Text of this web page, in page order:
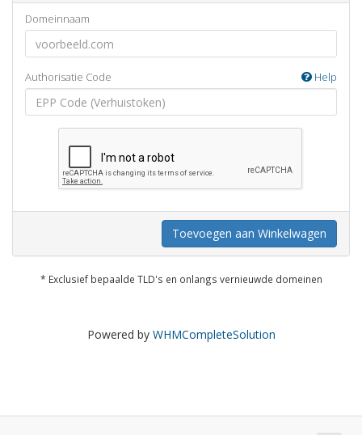
Domeinnaam
Authorisatie Code Help
Toevoegen aan Winkelwagen
* Exclusief bepaalde TLD's en onlangs vernieuwde domeinen
Powered by WHMCompleteSolution